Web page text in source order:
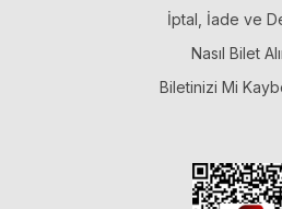
İptal, İade ve
Nasıl Bilet
Biletinizi Mi